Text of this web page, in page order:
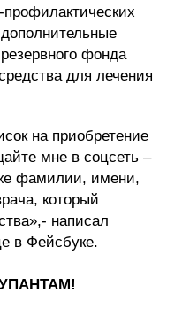
фонда
для лечения
на приобретение
мне в соцсеть –
фамилии, имени,
который
написал
в Фейсбуке.